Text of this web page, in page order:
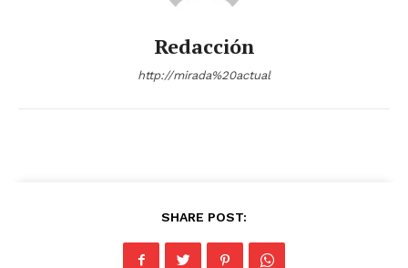
Redacción
http://mirada%20actual
SHARE POST: